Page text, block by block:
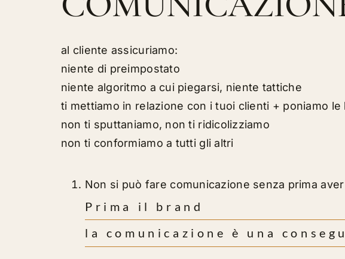
al cliente assicuriamo:
niente di preimpostato
niente algoritmo a cui piegarsi, niente tattiche
ti mettiamo in relazione con i tuoi clienti + poniamo
non ti sputtaniamo, non ti ridicolizziamo
non ti conformiamo a tutti gli altri
Non si può fare comunicazione senza prima
Prima il brand
la comunicazione è una